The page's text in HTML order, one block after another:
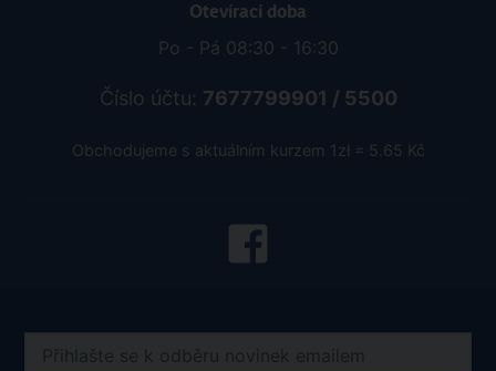
Otevírací doba
Po - Pá 08:30 - 16:30
Číslo účtu: 7677799901 / 5500
Obchodujeme s aktuálním kurzem 1zł = 5.65 Kč